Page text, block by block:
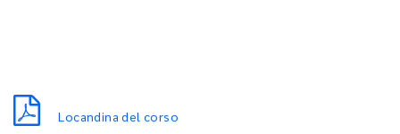
Locandina del corso